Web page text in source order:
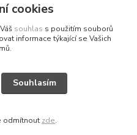
by Esoterik-shop.cz
cookies
souhlas s použitím souborů
informace týkající se Vašich
Souhlasím
odmítnout zde.